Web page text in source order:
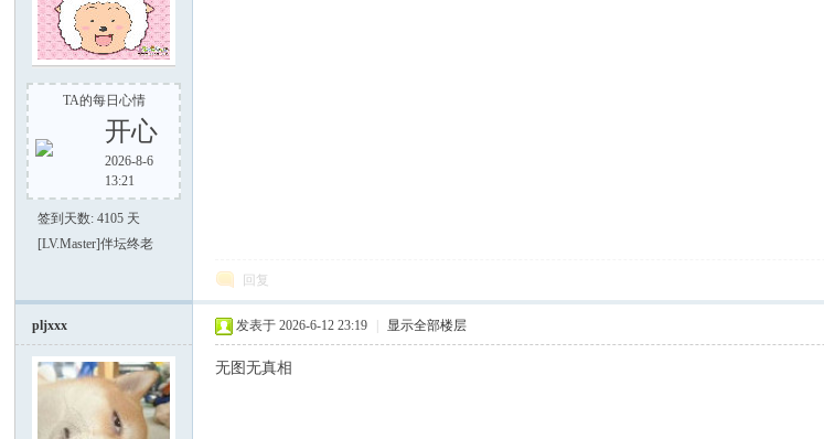
TA的每日心情
开心
2026-8-6
13:21
签到天数: 4105 天
[LV.Master]伴坛终老
回复
pljxxx 发表于 2026-6-12 23:19 显示全部楼层
无图无真相